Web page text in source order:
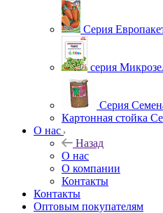
Серия
серия
Серия
Картонная стойка
О нас
Назад
О нас
О компании
Контакты
Контакты
Оптовым покупателям